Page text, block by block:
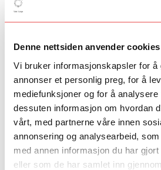
Denne nettsiden anvender cookies
Vi bruker informasjonskapsler for å
annonser et personlig preg, for å
mediefunksjoner og for å
dessuten informasjon om hvordan
vårt, med partnerne våre innen
annonsering og analysearbeid,
med annen informasjon du har
eller som de har samlet inn
Kilden Diligens
Kilden Diligens er et flerårig
teater- og konserthus for unge
musikere og sangere som ønsker å
tverrkunstnerisk.
Kilden Diligens